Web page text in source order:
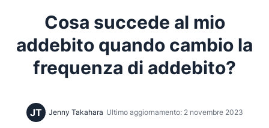
Cosa succede al mio
addebito quando cambio la
frequenza di addebito?
JT Jenny Takahara Ultimo aggiornamento: 2 novembre 2023